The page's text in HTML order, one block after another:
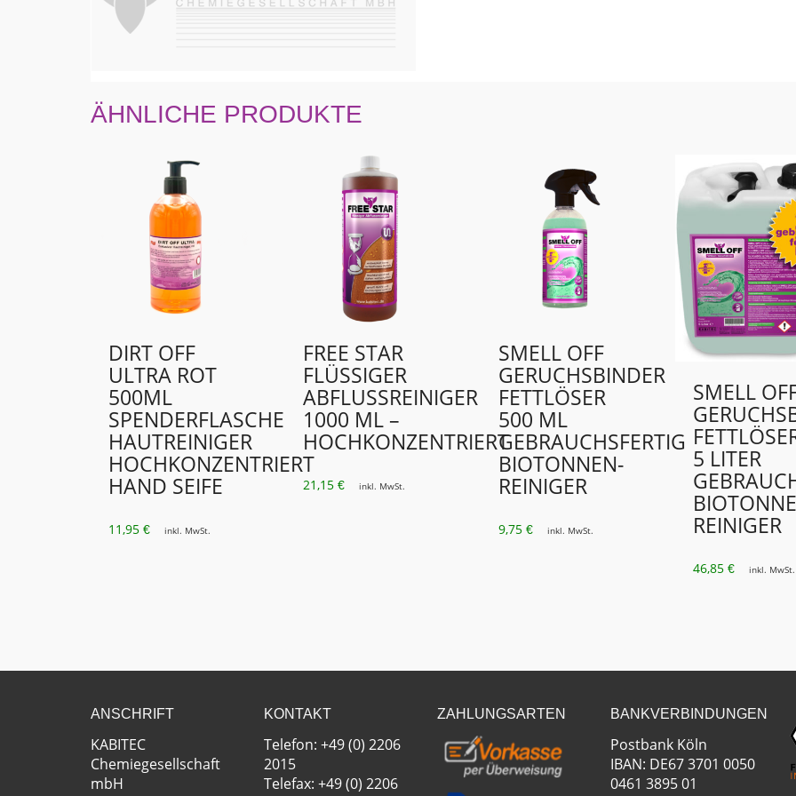
ÄHNLICHE PRODUKTE
DIRT OFF
ULTRA ROT
500ML
SPENDERFLASCHE
HAUTREINIGER
HOCHKONZENTRIERT
HAND SEIFE
11,95 € inkl. MwSt.
FREE STAR
FLÜSSIGER
ABFLUSSREINIGER
1000 ML –
HOCHKONZENTRIERT
21,15€ inkl. MwSt.
SMELL OFF
GERUCHSBINDER
FETTLÖSER
500 ML
GEBRAUCHSFERTIG
BIOTONNEN-
REINIGER
9,75 € inkl. MwSt.
SMELL
5 LITER
REINIGER
46,85€ inkl. MwSt.
ANSCHRIFT
KABITEC
Chemiegesellschaft
mbH
KONTAKT
Telefon: +49 (0) 2206
2015
Telefax: +49 (0) 2206
ZAHLUNGSARTEN BANKVERBINDUNGEN
Postbank Köln
IBAN: DE67 3701 0050
0461 3895 01